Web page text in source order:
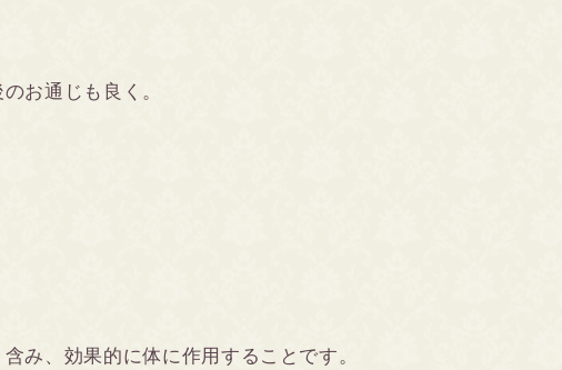
お通じも良く。
み、効果的に体に作用することです。